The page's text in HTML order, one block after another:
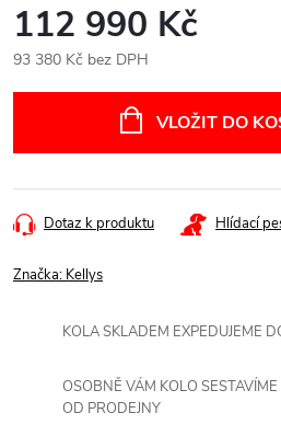
112 990 Kč
93 380 Kč bez DPH
VLOŽIT DO
Dotaz k produktu Hlídací
Značka: Kellys
KOLA SKLADEM EXPEDUJEME
OSOBNĚ VÁM KOLO
OD PRODEJNY